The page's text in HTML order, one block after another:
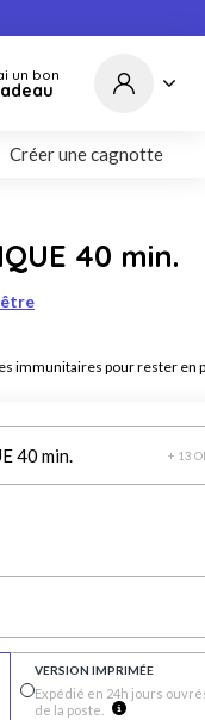
un bon
Créer une cagnotte
40 min.
immunitaires pour rester en
40 min. + 13
VERSION IMPRIMÉE
Expédié en 24h jours
de la poste.